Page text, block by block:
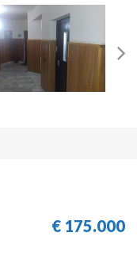
€ 175.000